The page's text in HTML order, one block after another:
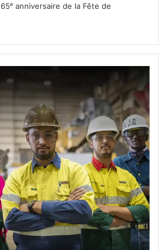
anniversaire de la Fête de